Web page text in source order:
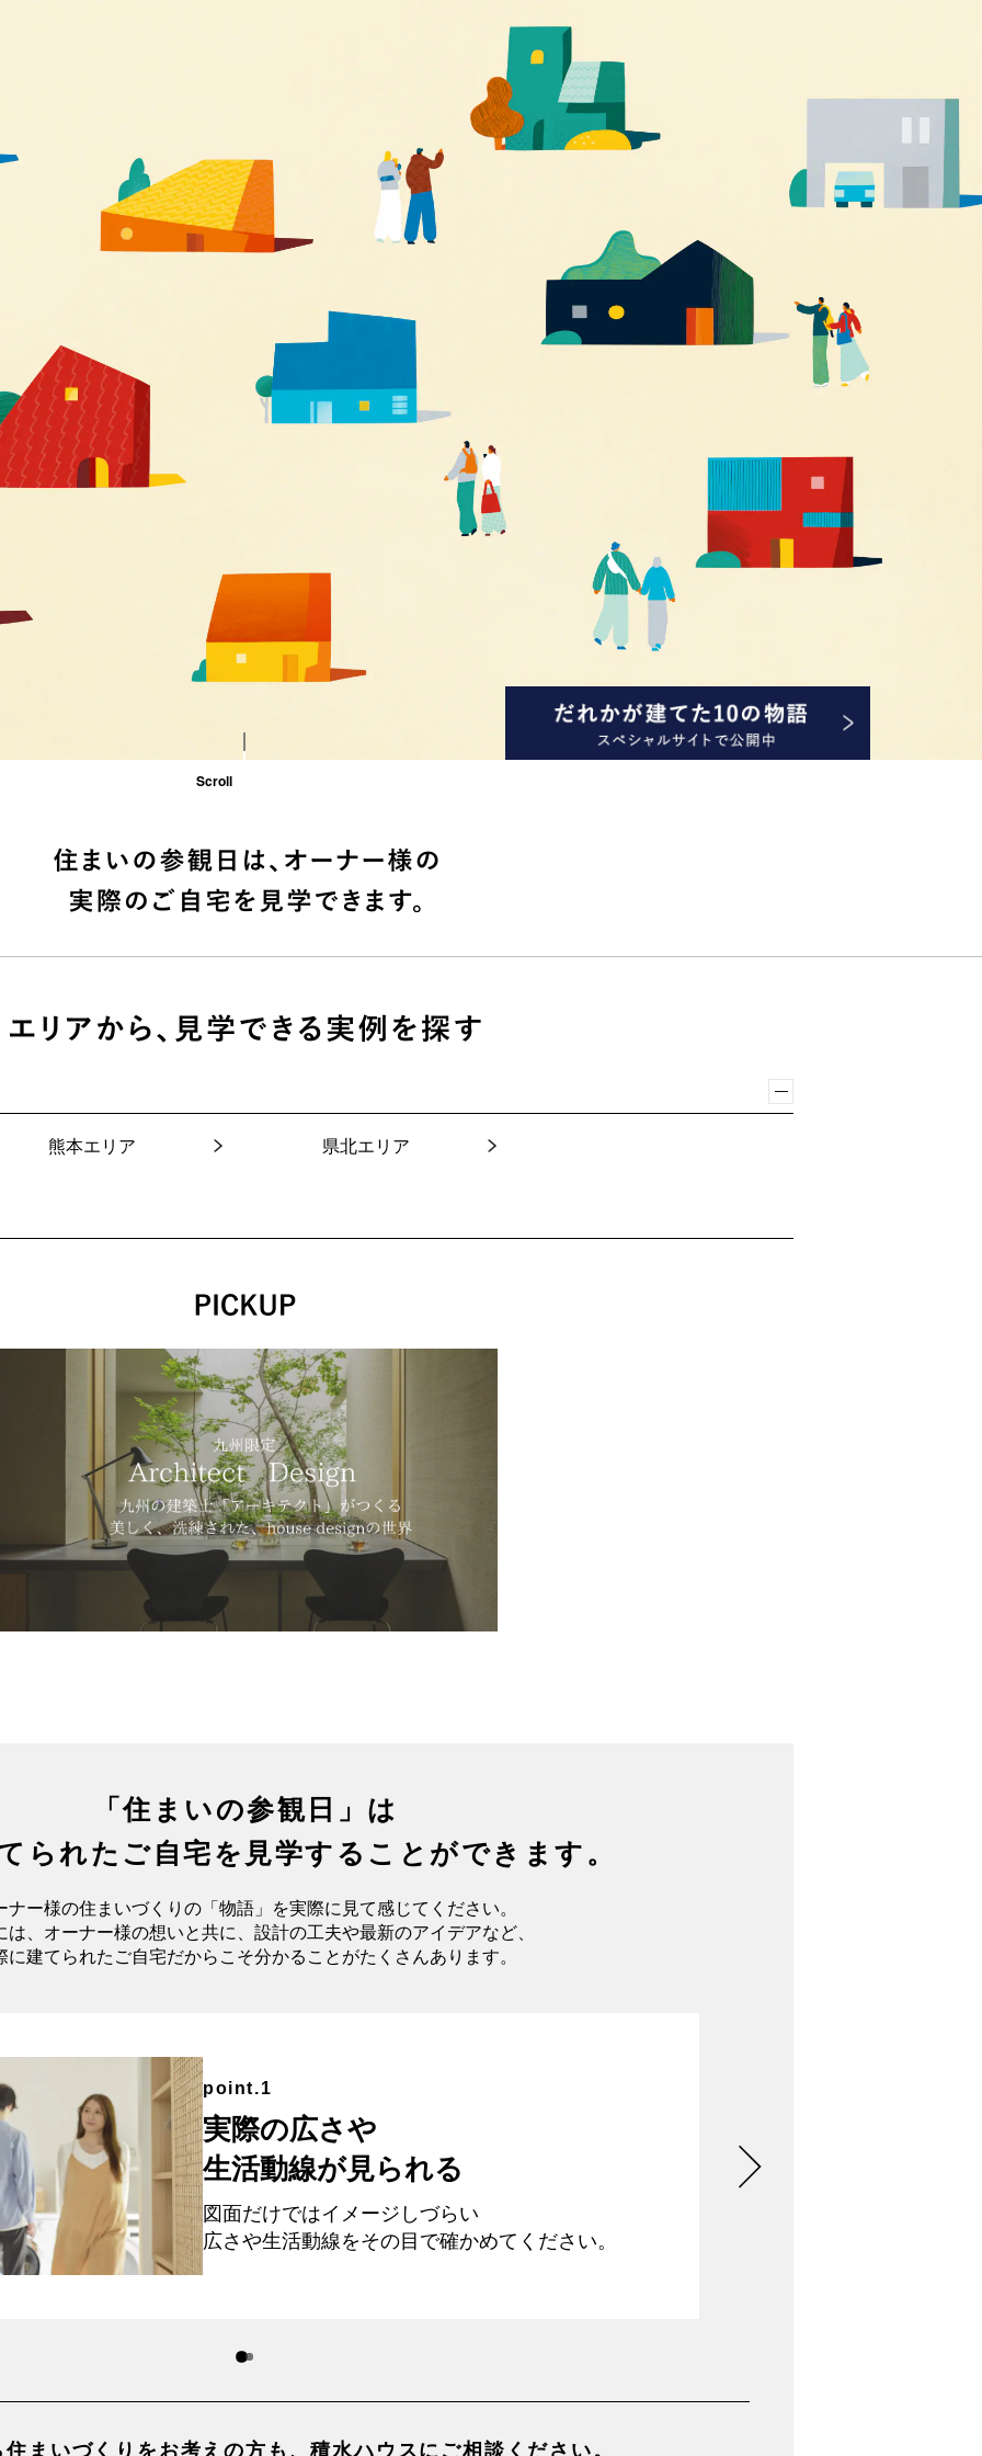
Scroll
熊本エリア 県北エリア
「住まいの参観日」は
られたご自宅を 見学することができます。
ナー様の住まいづくりの「物語」を実際に見て感じてください。
は、オーナー様の想いと共に、 設計の工夫や最新のアイデアなど、
に建てられたご自宅だからこそ分かることがたくさんあります。
point.1
実際の広さや
生活動線が見られる
図面だけではイメージしづらい
広さや生活動線をその目で確かめてください。
まいづくりを お考えの方も、積水ハウスに ご相談ください。